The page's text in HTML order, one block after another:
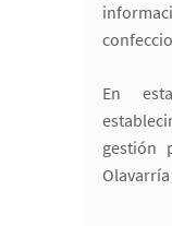
En
gestión